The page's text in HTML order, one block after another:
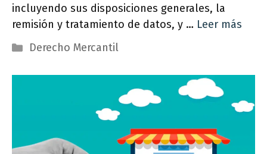
incluyendo sus disposiciones generales, la
remisión y tratamiento de datos, y … Leer más
Categorías
Derecho Mercantil